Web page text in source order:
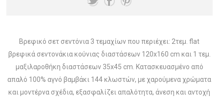
Βρεφικό σετ σεντόνια 3 τεμαχίων που περιέχει: 2τεμ. flat
βρεφικά σεντονάκια κούνιας διαστάσεων 120x160 cm και 1 τεμ.
μαξιλαροθήκη διαστάσεων 35x45 cm. Κατασκευασμένο από
απαλό 100% αγνό βαμβάκι 144 κλωστών, με χαρούμενα χρώματα
και μοντέρνα σχέδια, εξασφαλίζει απαλότητα, άνεση και αντοχή